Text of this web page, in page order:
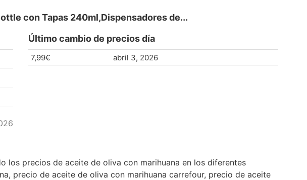
con Tapas 240ml,Dispensadores de...
Último cambio de precios día
7,99€ abril 3, 2026
los precios de aceite de oliva con marihuana en los diferentes
precio de aceite de oliva con marihuana carrefour, precio de aceite